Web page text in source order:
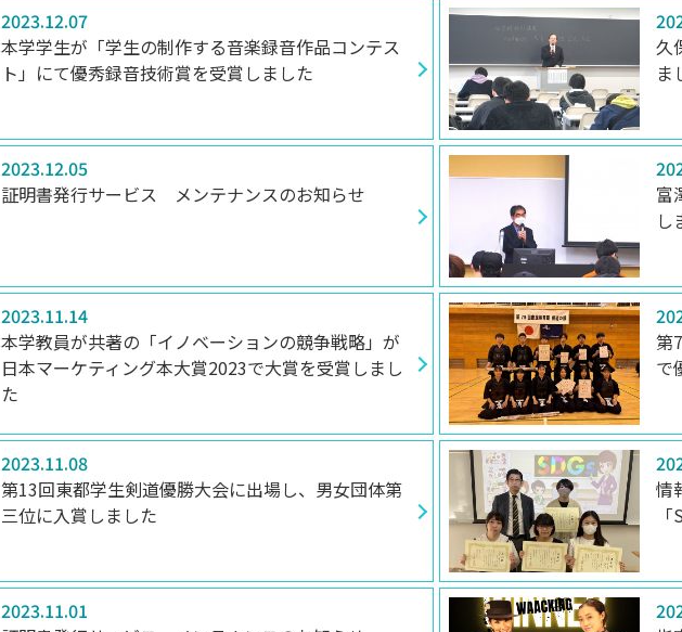
2023.12.07
本学学生が「学生の制作する音楽録音作品コンテス
ト」にて優秀録音技術賞を受賞しました
久
ま
2023.12.05
証明書発行サービス メンテナンスのお知らせ
富
し
2023.11.14
本学教員が共著の「イノベーションの競争戦略」が
日本マーケティング本大賞2023で大賞を受賞しまし
た
第
で
2023.11.08
第13回東都学生剣道優勝大会に出場し、男女団体第
三位に入賞しました
情
2023.11.01